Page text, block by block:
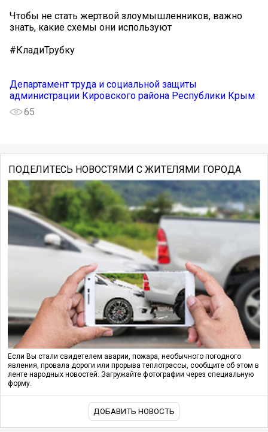
Чтобы не стать жертвой злоумышленников, важно
знать, какие схемы они используют
#КладиТрубку
Департамент труда и социальной защиты
администрации Кировского района Республики Крым
65
ПОДЕЛИТЕСЬ НОВОСТЯМИ С ЖИТЕЛЯМИ ГОРОДА
Если Вы стали свидетелем аварии, пожара, необычного погодного
явления, провала дороги или прорыва теплотрассы, сообщите об этом в
ленте народных новостей. Загружайте фотографии через специальную
форму.
ДОБАВИТЬ НОВОСТЬ